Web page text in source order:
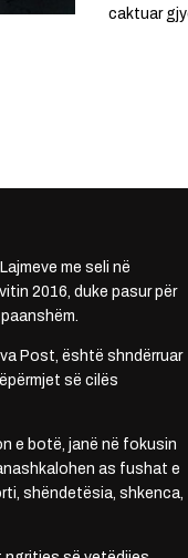
caktuar
me seli në
2016, duke pasur për
Post, është shndërruar
së cilës
e botë, janë në fokusin
as fushat e
shëndetësia, shkenca,